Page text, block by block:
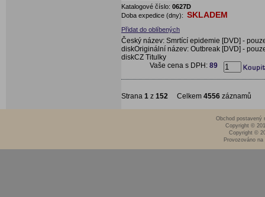
Katalogové číslo: 0627D
Doba expedice (dny): SKLADEM
Přidat do oblíbených
Český název: Smrtící epidemie [DVD] -
diskOriginální název: Outbreak [DVD] -
diskCZ Titulky
Vaše cena s DPH: 89
Strana 1 z 152 Celkem 4556 záznamů
Obchod postavený
Copyright ©
Copyright ©
Provozováno